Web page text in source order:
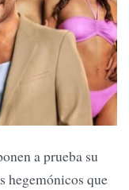
a prueba su
hegemónicos que